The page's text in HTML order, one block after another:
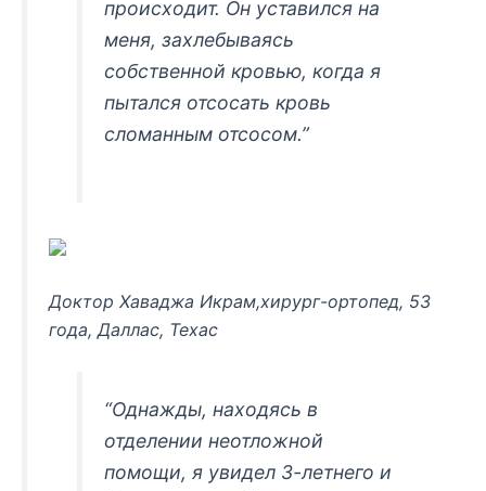
происходит. Он уставился на
меня, захлебываясь
собственной кровью, когда я
пытался отсосать кровь
сломанным отсосом.”
Доктор Хаваджа Икрам,хирург-ортопед, 53
года, Даллас, Техас
“Однажды, находясь в
отделении неотложной
помощи, я увидел 3-летнего и